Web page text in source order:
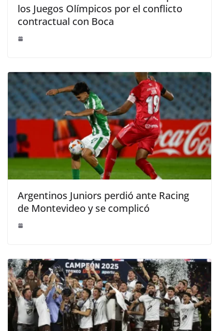
los Juegos Olímpicos por el conflicto
contractual con Boca
Argentinos Juniors perdió ante Racing
de Montevideo y se complicó